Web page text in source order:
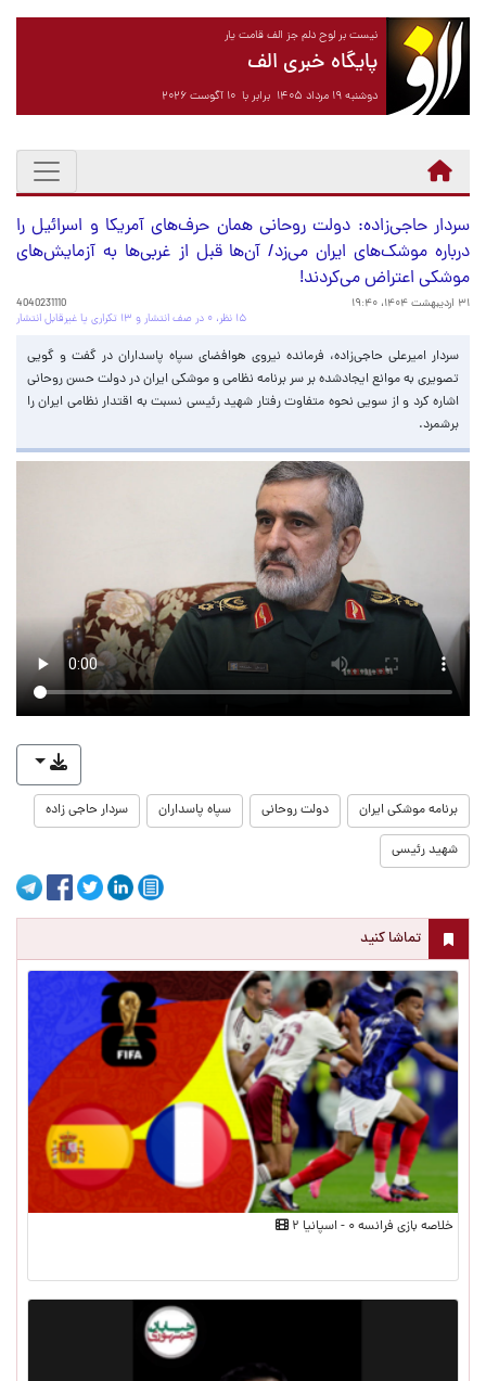
نیست بر لوح دلم جز الف قامت یار
پایگاه خبری الف
دوشنبه ۱۹ مرداد ۱۴۰۵ برابر با ۱۰ آگوست ۲۰۲۶
سردار حاجی‌زاده:‌ دولت روحانی همان حرف‌های آمریکا و اسرائیل را
درباره موشک‌های ایران می‌زد/ آن‌ها قبل از غربی‌ها به آزمایش‌های
موشکی اعتراض می‌کردند!
۳۱ اردیبهشت ۱۴۰۴، ۱۹:۴۰
4040231110
۱۵ نظر، ۰ در صف انتشار و ۱۳ تکراری یا غیرقابل انتشار
سردار امیرعلی حاجی‌زاده، فرمانده نیروی هوافضای سپاه پاسداران در گفت و گویی
تصویری به موانع ایجاد‌شده بر سر برنامه نظامی و موشکی ایران در دولت حسن روحانی
اشاره کرد و از سویی نحوه متفاوت رفتار شهید رئیسی نسبت به اقتدار نظامی ایران را
برشمرد.
برنامه موشکی ایران دولت روحانی سپاه پاسداران سردار حاجی زاده
شهید رئیسی
تماشا کنید
خلاصه بازی فرانسه ۰ - اسپانیا ۲